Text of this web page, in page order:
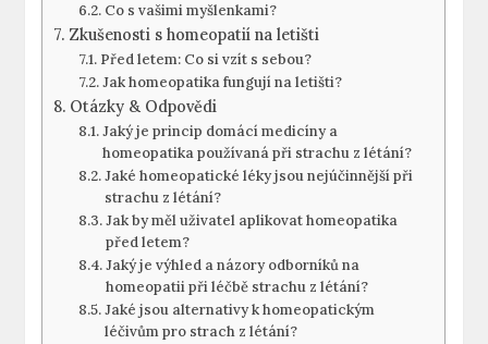
Co s vašimi myšlenkami?
Zkušenosti s homeopatií na letišti
Před letem: Co si vzít s sebou?
Jak homeopatika fungují na letišti?
Otázky & Odpovědi
Jaký je princip domácí medicíny a
homeopatika používaná při strachu z létání?
Jaké homeopatické léky jsou nejúčinnější při
strachu z létání?
Jak by měl uživatel aplikovat homeopatika
před letem?
Jaký je výhled a názory odborníků na
homeopatii při léčbě strachu z létání?
Jaké jsou alternativy k homeopatickým
léčivům pro strach z létání?